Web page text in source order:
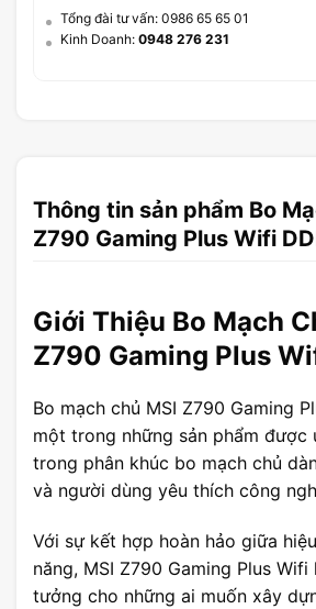
Tổng đài tư vấn: 0986 65 65 01
Kinh Doanh: 0948 276 231
Thông tin sản phẩm Bo
Z790 Gaming Plus Wifi
Giới Thiệu Bo Mạch
Z790 Gaming Plus
Bo mạch chủ MSI Z790 Gaming
một trong những sản phẩm được
trong phân khúc bo mạch chủ
và người dùng yêu thích công
Với sự kết hợp hoàn hảo giữa
năng, MSI Z790 Gaming Plus
tưởng cho những ai muốn xây